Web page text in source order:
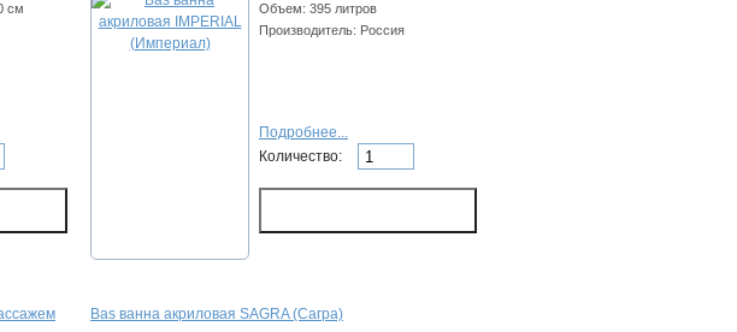
см
Объем: 395 литров
Производитель: Россия
Подробнее...
Количество:
Bas ванна акриловая SAGRA (Сагра)